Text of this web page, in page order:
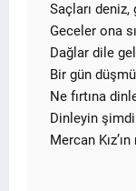
Saçları deniz,
Geceler ona
Dağlar dile
Bir gün
Ne fırtına
Dinleyin
Mercan